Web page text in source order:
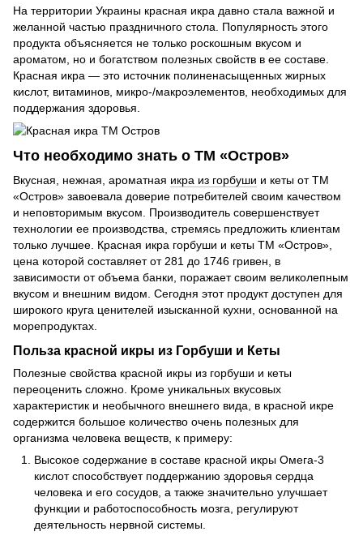
На территории Украины красная икра давно стала важной и
желанной частью праздничного стола. Популярность этого
продукта объясняется не только роскошным вкусом и
ароматом, но и богатством полезных свойств в ее составе.
Красная икра — это источник полиненасыщенных жирных
кислот, витаминов, микро-/макроэлементов, необходимых для
поддержания здоровья.
Что необходимо знать о ТМ «Остров»
Вкусная, нежная, ароматная икра из горбуши и кеты от ТМ
«Остров» завоевала доверие потребителей своим качеством
и неповторимым вкусом. Производитель совершенствует
технологии ее производства, стремясь предложить клиентам
только лучшее. Красная икра горбуши и кеты ТМ «Остров»,
цена которой составляет от 281 до 1746 гривен, в
зависимости от объема банки, поражает своим великолепным
вкусом и внешним видом. Сегодня этот продукт доступен для
широкого круга ценителей изысканной кухни, основанной на
морепродуктах.
Польза красной икры из Горбуши и Кеты
Полезные свойства красной икры из горбуши и кеты
переоценить сложно. Кроме уникальных вкусовых
характеристик и необычного внешнего вида, в красной икре
содержится большое количество очень полезных для
организма человека веществ, к примеру:
Высокое содержание в составе красной икры Омега-3
кислот способствует поддержанию здоровья сердца
человека и его сосудов, а также значительно улучшает
функции и работоспособность мозга, регулируют
деятельность нервной системы.